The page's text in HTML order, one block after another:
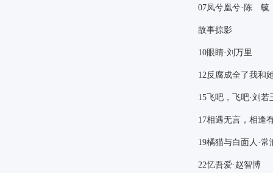
07凤兮凰兮·陈 毓
故事掠影
10眼睛·刘万里
12反腐成全了我和
15 飞吧，飞吧·刘若
17相遇无言，相逢
19橘猫与白面人·常
22忆吾爱·赵智博